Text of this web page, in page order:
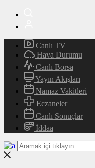
Canlı TV
Hava Durumu
Canlı Borsa
Yayın Akışları
Namaz Vakitleri
Eczaneler
Canlı Sonuçlar
İddaa